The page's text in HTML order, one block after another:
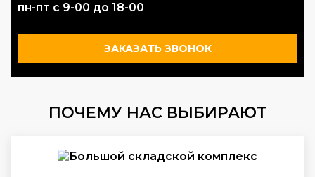
пн-пт с 9-00 до 18-00
ЗАКАЗАТЬ ЗВОНОК
ПОЧЕМУ НАС ВЫБИРАЮТ